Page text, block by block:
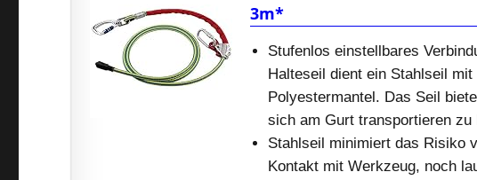
3m*
Stufenlos einstellbares
Halteseil dient ein Stahlseil
Polyestermantel. Das Seil
sich am Gurt transportieren zu
Stahlseil minimiert das Risiko
Kontakt mit Werkzeug, noch